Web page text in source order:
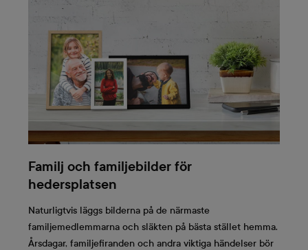
Familj och familjebilder för
hedersplatsen
Naturligtvis läggs bilderna på de närmaste
familjemedlemmarna och släkten på bästa stället hemma.
Årsdagar, familjefiranden och andra viktiga händelser bör